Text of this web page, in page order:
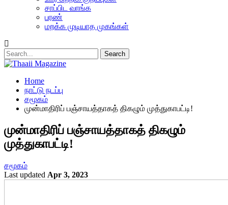
சாப்பிட வாங்க
பரண்
மறக்க முடியாத முகங்கள்
Home
நாட்டு நடப்பு
சமூகம்
முன்மாதிரிப் பஞ்சாயத்தாகத் திகழும் முத்துகாபட்டி!
முன்மாதிரிப் பஞ்சாயத்தாகத் திகழும்
முத்துகாபட்டி!
சமூகம்
Last updated Apr 3, 2023